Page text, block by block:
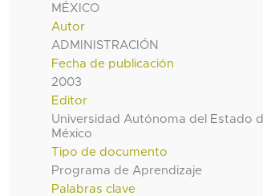
MÉXICO
Autor
ADMINISTRACIÓN
Fecha de publicación
2003
Editor
Universidad Autónoma del Estado
México
Tipo de documento
Programa de Aprendizaje
Palabras clave